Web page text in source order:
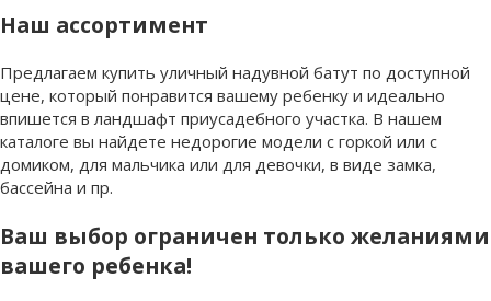
Наш ассортимент
Предлагаем купить уличный надувной батут по доступной
цене, который понравится вашему ребенку и идеально
впишется в ландшафт приусадебного участка. В нашем
каталоге вы найдете недорогие модели с горкой или с
домиком, для мальчика или для девочки, в виде замка,
бассейна и пр.
Ваш выбор ограничен только желаниями
вашего ребенка!